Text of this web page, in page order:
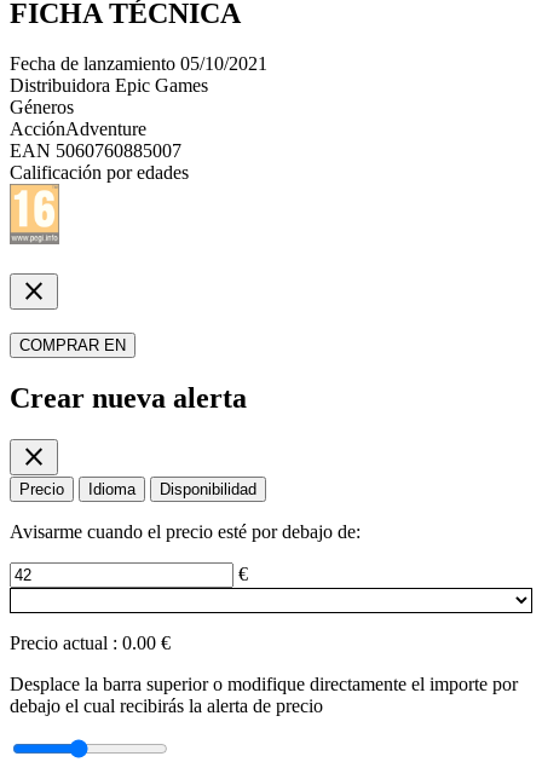
FICHA TÉCNICA
Fecha de lanzamiento 05/10/2021
Distribuidora Epic Games
Géneros
AcciónAdventure
EAN 5060760885007
Calificación por edades
close
COMPRAR EN
Crear nueva alerta
close
Precio Idioma Disponibilidad
Avisarme cuando el precio esté por debajo de:
€
Precio actual : 0.00 €
Desplace la barra superior o modifique directamente el importe por
debajo el cual recibirás la alerta de precio